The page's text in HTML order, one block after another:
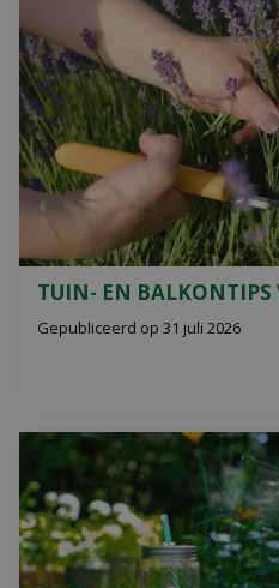
TUIN- EN BALKONTIPS
Gepubliceerd op 31 juli 2026